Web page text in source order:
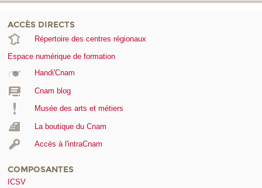
ACCÈS DIRECTS
Répertoire des centres régionaux
Espace numérique de formation
Handi'Cnam
Cnam blog
Musée des arts et métiers
La boutique du Cnam
Accès à l'intraCnam
COMPOSANTES
ICSV